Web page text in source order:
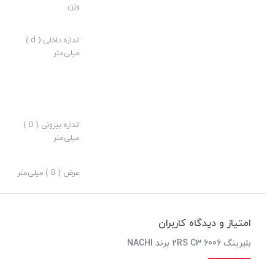
بلبرینگ های شیارعمیق اصطکاک و صدای کمی دارند و همینطور از
بلبرینگ های شیارعمیق از اجزایی مانند ساچمه، رینگ داخلی،
وزن
اندازه داخلی ( d )
میلی‌متر
اندازه بیرونی ( D )
میلی‌متر
عرض ( B ) میلی‌متر
امتیاز و دیدگاه کاربران
بلبرینگ 6006 2RS C3 برند NACHI